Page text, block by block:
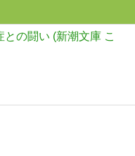
の闘い (新潮文庫 こ